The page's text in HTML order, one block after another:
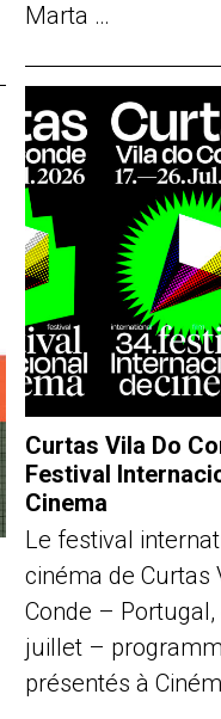
Marta …
Curtas Vila Do
Festival
Cinema
Le festival
cinéma de Curtas
Conde –
juillet –
présentés à